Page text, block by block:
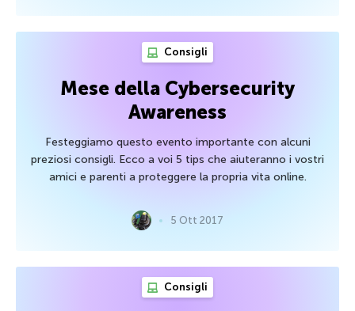
Consigli
Mese della Cybersecurity
Awareness
Festeggiamo questo evento importante con alcuni
preziosi consigli. Ecco a voi 5 tips che aiuteranno i vostri
amici e parenti a proteggere la propria vita online.
5 Ott 2017
Consigli